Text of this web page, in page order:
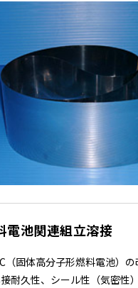
電池関連組立溶接
（固体高分子形燃料電池）
耐久性、シール性（気密性